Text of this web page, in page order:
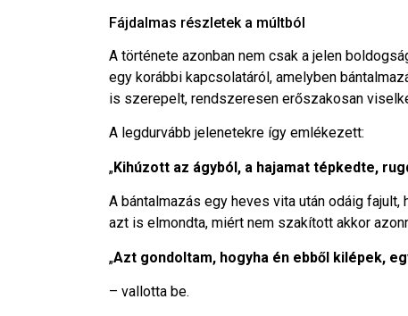
Fájdalmas részletek a múltból
A története azonban nem csak a jelen
egy korábbi kapcsolatáról, amelyben
is szerepelt, rendszeresen erőszakosan
A legdurvább jelenetekre így emlékezett:
„Kihúzott az ágyból, a hajamat tépkedte,
A bántalmazás egy heves vita után odáig
azt is elmondta, miért nem szakított akkor
„Azt gondoltam, hogyha én ebből kilépek,
– vallotta be.